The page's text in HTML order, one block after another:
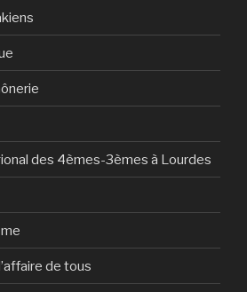
des 4èmes-3èmes à Lourdes
de tous